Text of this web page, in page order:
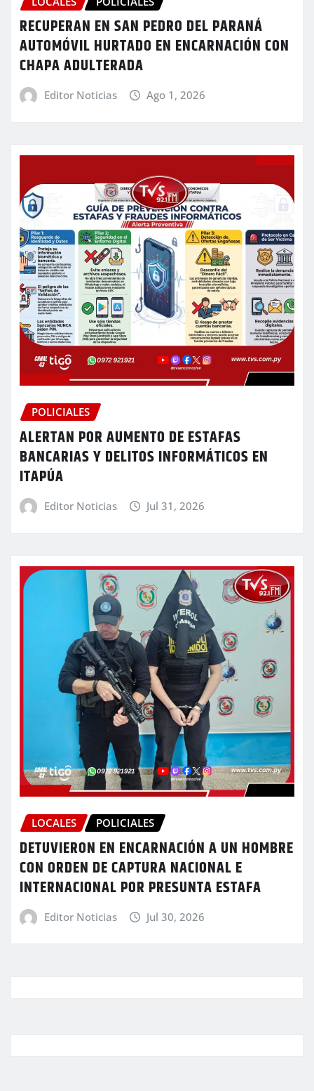
RECUPERAN EN SAN PEDRO DEL PARANÁ
AUTOMÓVIL HURTADO EN ENCARNACIÓN CON
CHAPA ADULTERADA
Editor Noticias Ago 1, 2026
POLICIALES
ALERTAN POR AUMENTO DE ESTAFAS
BANCARIAS Y DELITOS INFORMÁTICOS EN
ITAPÚA
Editor Noticias Jul 31, 2026
LOCALES POLICIALES
DETUVIERON EN ENCARNACIÓN A UN HOMBRE
CON ORDEN DE CAPTURA NACIONAL E
INTERNACIONAL POR PRESUNTA ESTAFA
Editor Noticias Jul 30, 2026